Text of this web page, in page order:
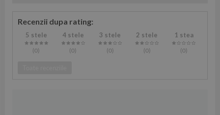
Recenzii dupa rating:
5 stele
(0)
4 stele
(0)
3 stele
(0)
2 stele
(0)
1 stea
(0)